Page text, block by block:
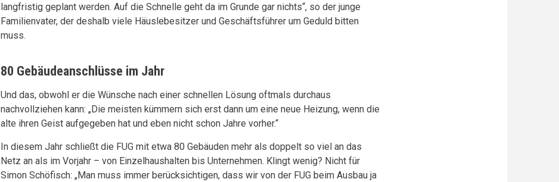
langfristig geplant werden. Auf die Schnelle geht da im Grunde gar nichts“, so der junge
Familienvater, der deshalb viele Häuslebesitzer und Geschäftsführer um Geduld bitten
muss.
80 Gebäudeanschlüsse im Jahr
Und das, obwohl er die Wünsche nach einer schnellen Lösung oftmals durchaus
nachvollziehen kann: „Die meisten kümmern sich erst dann um eine neue Heizung, wenn die
alte ihren Geist aufgegeben hat und eben nicht schon Jahre vorher.“
In diesem Jahr schließt die FUG mit etwa 80 Gebäuden mehr als doppelt so viel an das
Netz an als im Vorjahr – von Einzelhaushalten bis Unternehmen. Klingt wenig? Nicht für
Simon Schöfisch: „Man muss immer berücksichtigen, dass wir von der FUG beim Ausbau ja